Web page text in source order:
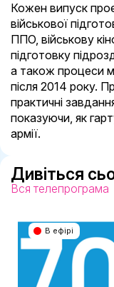
Кожен випуск
військової
ППО, військову
підготовку
а також процеси
після 2014 року.
практичні
показуючи, як
армії.
Дивіться
Вся телепрограма
В ефірі